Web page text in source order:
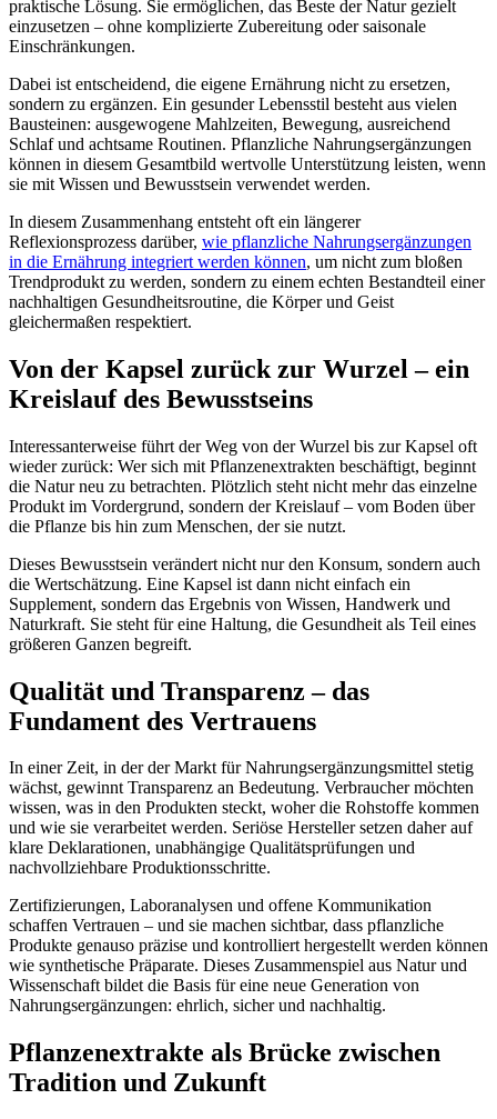
praktische Lösung. Sie ermöglichen, das Beste der Natur gezielt
einzusetzen – ohne komplizierte Zubereitung oder saisonale
Einschränkungen.
Dabei ist entscheidend, die eigene Ernährung nicht zu ersetzen,
sondern zu ergänzen. Ein gesunder Lebensstil besteht aus vielen
Bausteinen: ausgewogene Mahlzeiten, Bewegung, ausreichend
Schlaf und achtsame Routinen. Pflanzliche Nahrungsergänzungen
können in diesem Gesamtbild wertvolle Unterstützung leisten, wenn
sie mit Wissen und Bewusstsein verwendet werden.
In diesem Zusammenhang entsteht oft ein längerer
Reflexionsprozess darüber, wie pflanzliche Nahrungsergänzungen
in die Ernährung integriert werden können, um nicht zum bloßen
Trendprodukt zu werden, sondern zu einem echten Bestandteil einer
nachhaltigen Gesundheitsroutine, die Körper und Geist
gleichermaßen respektiert.
Von der Kapsel zurück zur Wurzel – ein
Kreislauf des Bewusstseins
Interessanterweise führt der Weg von der Wurzel bis zur Kapsel oft
wieder zurück: Wer sich mit Pflanzenextrakten beschäftigt, beginnt
die Natur neu zu betrachten. Plötzlich steht nicht mehr das einzelne
Produkt im Vordergrund, sondern der Kreislauf – vom Boden über
die Pflanze bis hin zum Menschen, der sie nutzt.
Dieses Bewusstsein verändert nicht nur den Konsum, sondern auch
die Wertschätzung. Eine Kapsel ist dann nicht einfach ein
Supplement, sondern das Ergebnis von Wissen, Handwerk und
Naturkraft. Sie steht für eine Haltung, die Gesundheit als Teil eines
größeren Ganzen begreift.
Qualität und Transparenz – das
Fundament des Vertrauens
In einer Zeit, in der der Markt für Nahrungsergänzungsmittel stetig
wächst, gewinnt Transparenz an Bedeutung. Verbraucher möchten
wissen, was in den Produkten steckt, woher die Rohstoffe kommen
und wie sie verarbeitet werden. Seriöse Hersteller setzen daher auf
klare Deklarationen, unabhängige Qualitätsprüfungen und
nachvollziehbare Produktionsschritte.
Zertifizierungen, Laboranalysen und offene Kommunikation
schaffen Vertrauen – und sie machen sichtbar, dass pflanzliche
Produkte genauso präzise und kontrolliert hergestellt werden können
wie synthetische Präparate. Dieses Zusammenspiel aus Natur und
Wissenschaft bildet die Basis für eine neue Generation von
Nahrungsergänzungen: ehrlich, sicher und nachhaltig.
Pflanzenextrakte als Brücke zwischen
Tradition und Zukunft